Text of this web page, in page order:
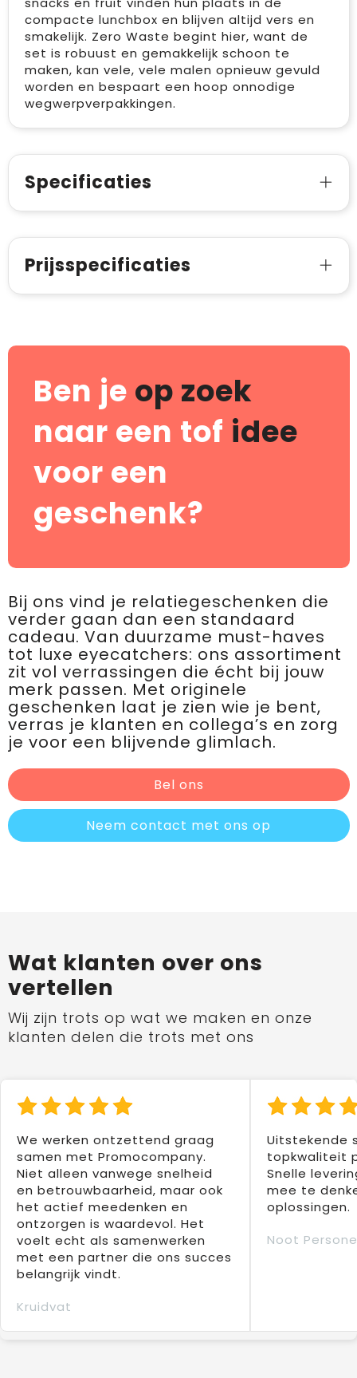
compacte lunchbox en blijven altijd vers en
smakelijk. Zero Waste begint hier, want de
set is robuust en gemakkelijk schoon te
maken, kan vele, vele malen opnieuw gevuld
worden en bespaart een hoop onnodige
wegwerpverpakkingen.
Specificaties
Prijsspecificaties
Ben je op zoek
naar een tof idee
voor een
geschenk?
Bij ons vind je relatiegeschenken die
verder gaan dan een standaard
cadeau. Van duurzame must-haves
tot luxe eyecatchers: ons assortiment
zit vol verrassingen die écht bij jouw
merk passen. Met originele
geschenken laat je zien wie je bent,
verras je klanten en collega’s en zorg
je voor een blijvende glimlach.
Bel ons
Neem contact met ons op
Wat klanten over ons
vertellen
Wij zijn trots op wat we maken en onze
klanten delen die trots met ons
We werken ontzettend graag
samen met Promocompany.
Niet alleen vanwege snelheid
en betrouwbaarheid, maar ook
het actief meedenken en
ontzorgen is waardevol. Het
voelt echt als samenwerken
met een partner die ons succes
belangrijk vindt.
Kruidvat
Uitstekende
topkwaliteit
Snelle
mee te
oplossingen.
Noot